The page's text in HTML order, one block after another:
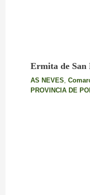
Ermita de San
AS NEVES,
PROVINCIA DE